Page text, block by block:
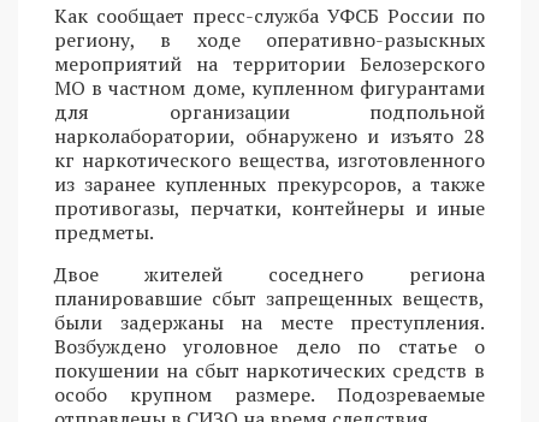
Как сообщает пресс-служба УФСБ России по
региону, в ходе оперативно-разыскных
мероприятий на территории Белозерского
МО в частном доме, купленном фигурантами
для организации подпольной
нарколаборатории, обнаружено и изъято 28
кг наркотического вещества, изготовленного
из заранее купленных прекурсоров, а также
противогазы, перчатки, контейнеры и иные
предметы.
Двое жителей соседнего региона
планировавшие сбыт запрещенных веществ,
были задержаны на месте преступления.
Возбуждено уголовное дело по статье о
покушении на сбыт наркотических средств в
особо крупном размере. Подозреваемые